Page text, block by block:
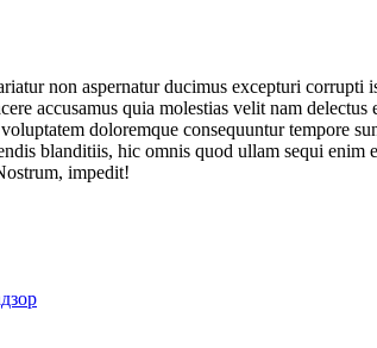
non aspernatur ducimus excepturi
accusamus quia molestias velit nam
doloremque consequuntur tempore
blanditiis, hic omnis quod ullam sequi
impedit!